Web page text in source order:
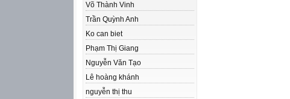
Võ Thành Vinh
Trần Quỳnh Anh
Ko can biet
Phạm Thị Giang
Nguyễn Văn Tạo
Lê hoàng khánh
nguyễn thị thu